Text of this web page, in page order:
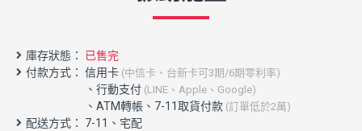
庫存狀態：
已售完
付款方式： 信用卡 (中信卡、台新卡可3期/6期零利率)
配送方式： 7-11、宅配